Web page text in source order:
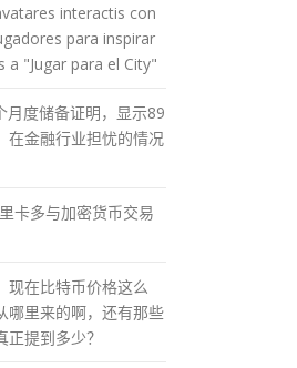
interactis con
para inspirar
a "Jugar para el City"
月度储备证明，显示89
在金融行业担忧的情况
卡多与加密货币交易
现在比特币价格这么
哪里来的啊，还有那些
提到多少？